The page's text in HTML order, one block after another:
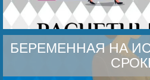
БЕРЕМЕННАЯ НА